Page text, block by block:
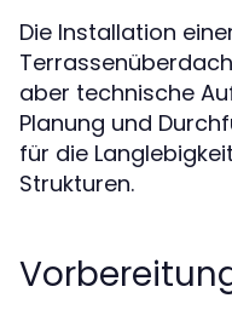
Die Installation
aber technische
Planung und
für die
Strukturen.